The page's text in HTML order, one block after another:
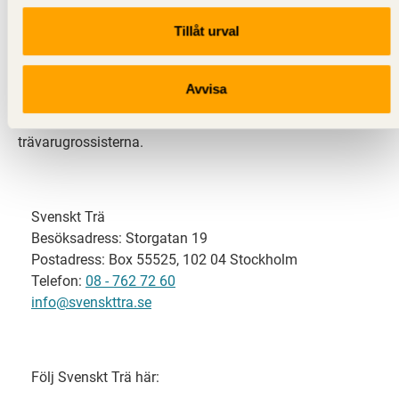
Tillåt urval
Avvisa
Svenskt Trä representerar svensk sågverksindustri
och är en del av branschorganisationen
svensk limträ-, KL-trä- och förpackningsindustri samt
trävarugrossisterna.
Svenskt Trä
Besöksadress: Storgatan 19
Postadress: Box 55525, 102 04 Stockholm
Telefon: 08 - 762 72 60
info@svenskttra.se
Följ Svenskt Trä här: